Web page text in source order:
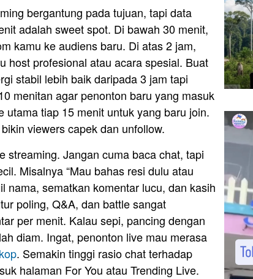
bergantung pada tujuan, tapi data
adalah sweet spot. Di bawah 30 menit,
kamu ke audiens baru. Di atas 2 jam,
host profesional atau acara spesial. Buat
stabil lebih baik daripada 3 jam tapi
menitan agar penonton baru yang masuk
tiap 15 menit untuk yang baru join.
viewers capek dan unfollow.
streaming. Jangan cuma baca chat, tapi
Misalnya “Mau bahas resi dulu atau
nama, sematkan komentar lucu, dan kasih
poling, Q&A, dan battle sangat
per menit. Kalau sepi, pancing dengan
diam. Ingat, penonton live mau merasa
. Semakin tinggi rasio chat terhadap
halaman For You atau Trending Live.